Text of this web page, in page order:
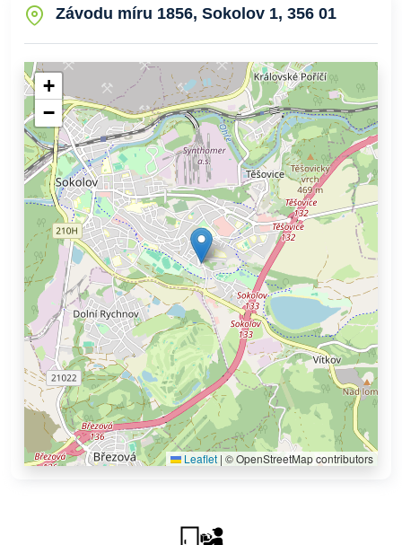
Závodu míru 1856, Sokolov 1, 356 01
+
−
Leaflet | © OpenStreetMap contributors